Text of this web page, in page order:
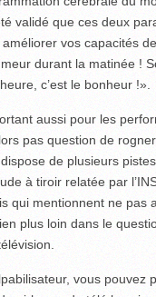
validé que ces deux
vos capacités
durant la matinée !
c’est le bonheur !».
aussi pour les
pas question de
de plusieurs
à tiroir relatée par
qui mentionnent ne pas
plus loin dans le
vous pouvez